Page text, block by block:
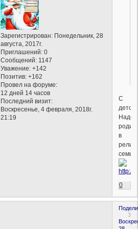
Зарегистрирован: Понедельник, 28
августа, 2017г.
Приглашений: 0
Сообщений: 1147
Уважение: +142
Позитив: +162
Провел на форуме:
12 дней 14 часов
Последний визит:
Воскресенье, 4 февраля, 2018г.
21:19
С
Надо
в
семье
0
3